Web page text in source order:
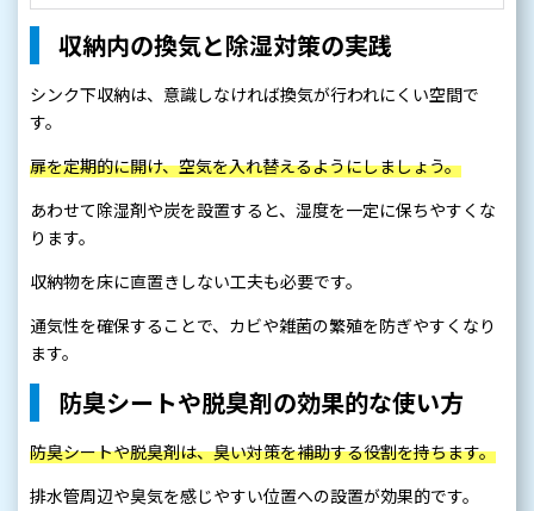
収納内の換気と除湿対策の実践
シンク下収納は、意識しなければ換気が行われにくい空間で
す。
扉を定期的に開け、空気を入れ替えるようにしましょう。
あわせて除湿剤や炭を設置すると、湿度を一定に保ちやすくな
ります。
収納物を床に直置きしない工夫も必要です。
通気性を確保することで、カビや雑菌の繁殖を防ぎやすくなり
ます。
防臭シートや脱臭剤の効果的な使い方
防臭シートや脱臭剤は、臭い対策を補助する役割を持ちます。
排水管周辺や臭気を感じやすい位置への設置が効果的です。